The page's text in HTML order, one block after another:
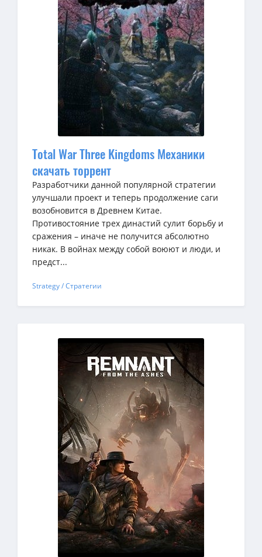
Total War Three Kingdoms Механики
скачать торрент
Разработчики данной популярной стратегии
улучшали проект и теперь продолжение саги
возобновится в Древнем Китае.
Противостояние трех династий сулит борьбу и
сражения – иначе не получится абсолютно
никак. В войнах между собой воюют и люди, и
предст...
Strategy / Стратегии